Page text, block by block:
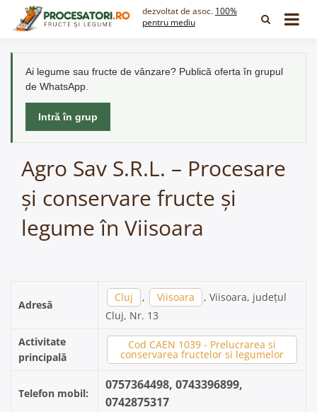
dezvoltat de asoc. 100%
pentru mediu
Ai legume sau fructe de vânzare? Publică oferta în grupul
de WhatsApp.
Intră în grup
Agro Sav S.R.L. – Procesare
și conservare fructe și
legume în Viisoara
Adresă
Cluj , Viisoara
, Viisoara, județul
Cluj, Nr. 13
Activitate
principală
Cod CAEN 1039 - Prelucrarea si
conservarea fructelor si legumelor
Telefon mobil:
0757364498, 0743396899,
0742875317